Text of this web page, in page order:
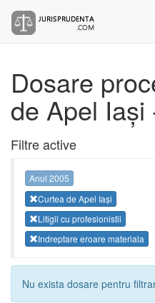
Dosare
de Apel Iași
Filtre active
Anul 2005
Curtea de Apel Iași
Litigii cu profesionistii
Indreptare eroare materiala
Nu exista dosare pentru